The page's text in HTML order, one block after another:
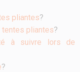
pliantes?
pliantes?
à suivre lors de
?